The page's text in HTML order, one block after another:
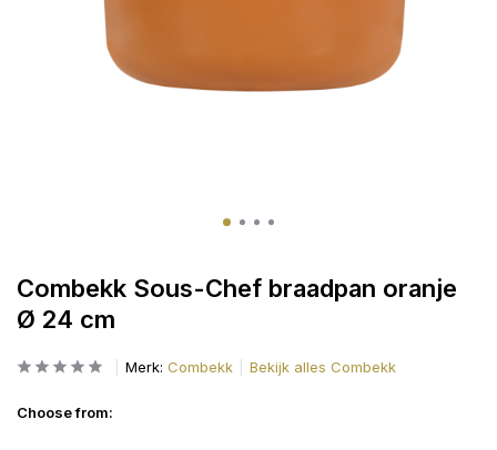
Combekk Sous-Chef braadpan oranje
Ø 24 cm
Merk: Combekk Bekijk alles Combekk
Choose from: